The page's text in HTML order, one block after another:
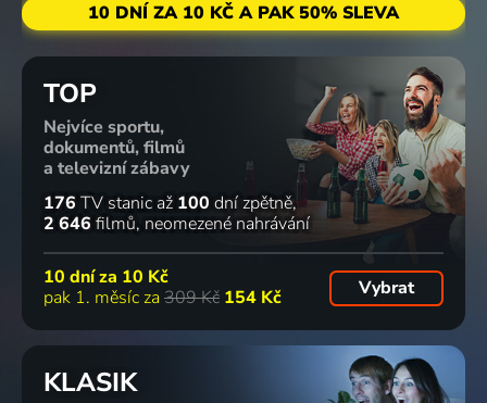
10 DNÍ ZA 10 KČ A PAK 50% SLEVA
TOP
Nejvíce sportu,
dokumentů, filmů
a televizní zábavy
176 TV stanic až 100 dní zpětně
2 646 filmů neomezené nahrávání
10 dní za 10 Kč
pak 1. měsíc za 309 Kč 154 Kč Vybrat
KLASIK